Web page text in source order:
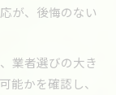
が、後悔のない
業者選びの大き
能かを確認し、